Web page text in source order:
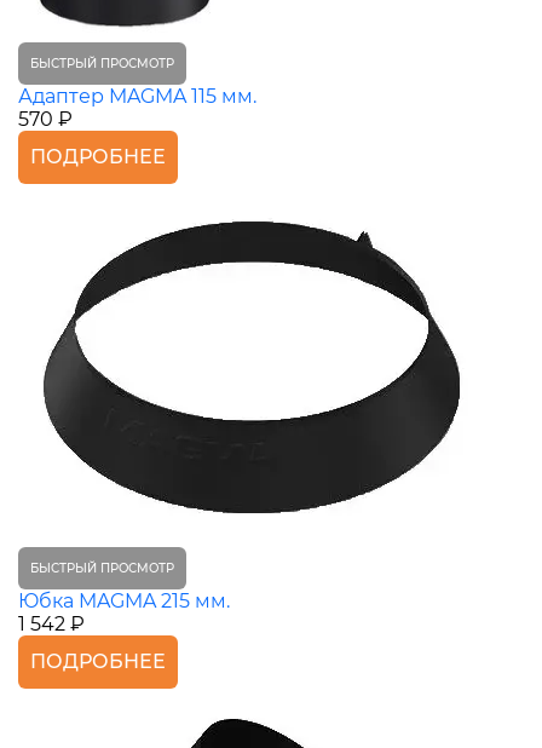
БЫСТРЫЙ ПРОСМОТР
Адаптер MAGMA 115 мм.
570 ₽
ПОДРОБНЕЕ
БЫСТРЫЙ ПРОСМОТР
Юбка MAGMA 215 мм.
1 542 ₽
ПОДРОБНЕЕ